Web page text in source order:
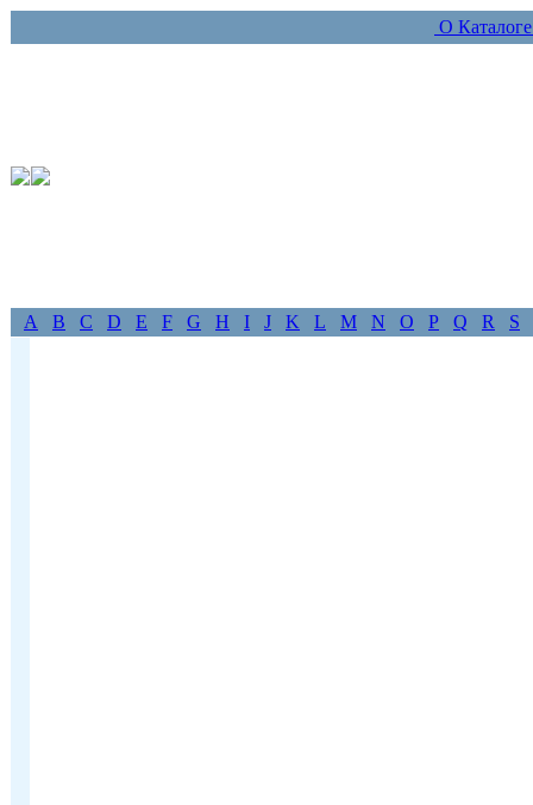
О
A B C D E F G H I J K L M N O P Q R S